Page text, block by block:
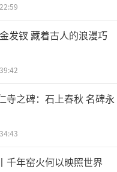
建末世的百科全书
笔徐徐摹刻出钟鸣
重视对中秋、元宵
衬哀情。当各怀心
光天地中，那入眼
成为书中人的命运
一回《甄士隐梦幻
即用一场不平凡的
发钗 藏着古人的浪漫巧
寺之碑：石上春秋 名碑永
千年窑火何以映照世界